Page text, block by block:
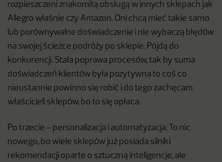
rozpieszczeni znakomitą obsługą w innych sklepach jak
Allegro właśnie czy Amazon. Oni chcą mieć takie samo
lub porównywalne doświadczenie i nie wybaczą błędów
na swojej ścieżce podróży po sklepie. Pójdą do
konkurencji. Stała poprawa procesów, tak by suma
doświadczeń klientów była pozytywna to coś co
nieustannie powinno się robić i do tego zachęcam
właścicieli sklepów, bo to się opłaca.
Po trzecie – personalizacja i automatyzacja. To nic
nowego, bo wiele sklepów już posiada silniki
rekomendacji oparte o sztuczną inteligencje, ale